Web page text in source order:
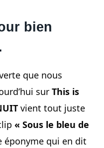
bien
que nous
sur This is
vient tout juste
« Sous le bleu de
éponyme qui en dit